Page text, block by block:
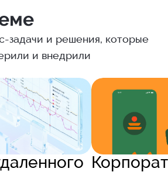
задачи и решения, которые
и внедрили